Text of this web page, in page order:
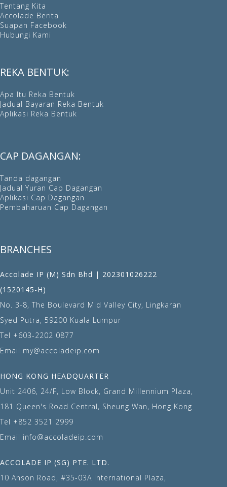
Tentang Kita
Accolade Berita
Suapan Facebook
Hubungi Kami
REKA BENTUK:
Apa Itu Reka Bentuk
Jadual Bayaran Reka Bentuk
Aplikasi Reka Bentuk
CAP DAGANGAN:
Tanda dagangan
Jadual Yuran Cap Dagangan
Aplikasi Cap Dagangan
Pembaharuan Cap Dagangan
BRANCHES
Accolade IP (M) Sdn Bhd | 202301026222
(1520145-H)
No. 3-8, The Boulevard Mid Valley City, Lingkaran
Syed Putra, 59200 Kuala Lumpur
Tel +603-2202 0877
Email my@accoladeip.com
HONG KONG HEADQUARTER
Unit 2406, 24/F, Low Block, Grand Millennium Plaza,
181 Queen's Road Central, Sheung Wan, Hong Kong
Tel +852 3521 2999
Email info@accoladeip.com
ACCOLADE IP (SG) PTE. LTD.
10 Anson Road, #35-03A International Plaza,